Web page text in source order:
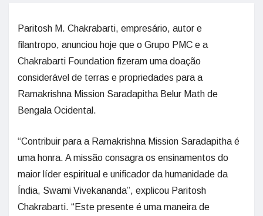
Paritosh M. Chakrabarti, empresário, autor e
filantropo, anunciou hoje que o Grupo PMC e a
Chakrabarti Foundation fizeram uma doação
considerável de terras e propriedades para a
Ramakrishna Mission Saradapitha Belur Math de
Bengala Ocidental.
“Contribuir para a Ramakrishna Mission Saradapitha é
uma honra. A missão consagra os ensinamentos do
maior líder espiritual e unificador da humanidade da
Índia, Swami Vivekananda”, explicou Paritosh
Chakrabarti. “Este presente é uma maneira de